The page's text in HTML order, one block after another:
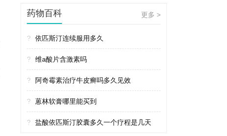
药物百科 更多 >
? 依匹斯汀连续服用多久
? 维a酸片含激素吗
? 阿奇霉素治疗牛皮癣吗多久见效
? 蒽林软膏哪里能买到
? 盐酸依匹斯汀胶囊多久一个疗程是几天